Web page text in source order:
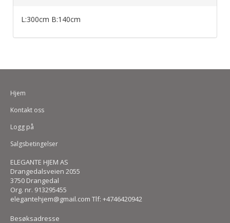
L:300cm B:140cm
Hjem
Kontakt oss
Logg på
Salgsbetingelser
ELEGANTE HJEM AS
Drangedalsveien 2055
3750 Drangedal
Org. nr. 913295455
elegantehjem@gmail.com Tlf: +4746420942
Besøksadresse